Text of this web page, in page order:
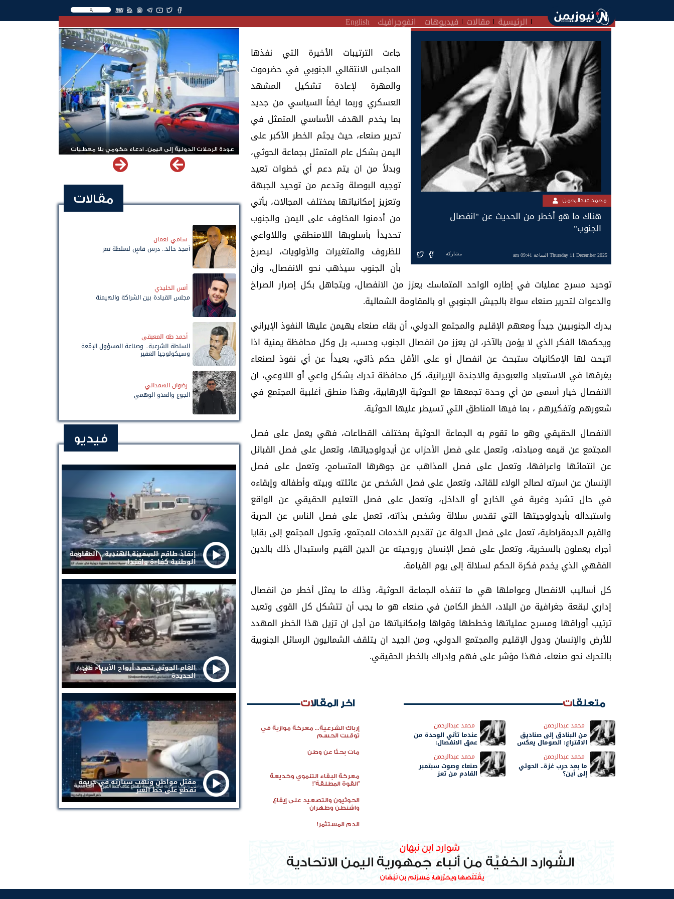
EN
الرئيسية مقالات فيديوهات انفوجرافيك English
محمد عبدالرحمن
هناك ما هو أخطر من الحديث عن "انفصال
الجنوب"
Thursday 11 December 2025 الساعة 09:41 am مشاركة
جاءت الترتيبات الأخيرة التي نفذها
المجلس الانتقالي الجنوبي في حضرموت
والمهرة لإعادة تشكيل المشهد
العسكري وربما ايضاً السياسي من جديد
بما يخدم الهدف الأساسي المتمثل في
تحرير صنعاء، حيث يجثم الخطر الأكبر على
اليمن بشكل عام المتمثل بجماعة الحوثي،
وبدلاً من ان يتم دعم أي خطوات تعيد
توجيه البوصلة وتدعم من توحيد الجبهة
وتعزيز إمكانياتها بمختلف المجالات، يأتي
من أدمنوا المخاوف على اليمن والجنوب
تحديداً بأسلوبها اللامنطقي واللاواعي
للظروف والمتغيرات والأولويات، ليصرخ
بأن الجنوب سيذهب نحو الانفصال، وأن
توحيد مسرح عمليات في إطاره الواحد المتماسك يعزز من الانفصال، ويتجاهل بكل إصرار الصراخ
والدعوات لتحرير صنعاء سواءً بالجيش الجنوبي او بالمقاومة الشمالية.
يدرك الجنوبيين جيداً ومعهم الإقليم والمجتمع الدولي، أن بقاء صنعاء يهيمن عليها النفوذ الإيراني
ويحكمها الفكر الذي لا يؤمن بالآخر، لن يعزز من انفصال الجنوب وحسب، بل وكل محافظة يمنية اذا
اتيحت لها الإمكانيات ستبحث عن انفصال أو على الأقل حكم ذاتي، بعيداً عن أي نفوذ لصنعاء
يغرقها في الاستعباد والعبودية والاجندة الإيرانية، كل محافظة تدرك بشكل واعي أو اللاوعي، ان
الانفصال خيار أسمى من أي وحدة تجمعها مع الحوثية الإرهابية، وهذا منطق أغلبية المجتمع في
شعورهم وتفكيرهم ، بما فيها المناطق التي تسيطر عليها الحوثية.
الانفصال الحقيقي وهو ما تقوم به الجماعة الحوثية بمختلف القطاعات، فهي يعمل على فصل
المجتمع عن قيمه ومبادئه، وتعمل على فصل الأحزاب عن أيدولوجياتها، وتعمل على فصل القبائل
عن انتمائها واعرافها، وتعمل على فصل المذاهب عن جوهرها المتسامح، وتعمل على فصل
الإنسان عن اسرته لصالح الولاء للقائد، وتعمل على فصل الشخص عن عائلته وبيته وأطفاله وإبقاءه
في حال تشرد وغربة في الخارج أو الداخل، وتعمل على فصل التعليم الحقيقي عن الواقع
واستبداله بأيدولوجيتها التي تقدس سلالة وشخص بذاته، تعمل على فصل الناس عن الحرية
والقيم الديمقراطية، تعمل على فصل الدولة عن تقديم الخدمات للمجتمع، وتحول المجتمع إلى بقايا
أجراء يعملون بالسخرية، وتعمل على فصل الإنسان وروحيته عن الدين القيم واستبدال ذلك بالدين
الفقهي الذي يخدم فكرة الحكم لسلالة إلى يوم القيامة.
كل أساليب الانفصال وعواملها هي ما تنفذه الجماعة الحوثية، وذلك ما يمثل أخطر من انفصال
إداري لبقعة جغرافية من البلاد، الخطر الكامن في صنعاء هو ما يجب أن تتشكل كل القوى وتعيد
ترتيب أوراقها ومسرح عملياتها وخططها وقواها وإمكانياتها من أجل ان تزيل هذا الخطر المهدد
للأرض والإنسان ودول الإقليم والمجتمع الدولي، ومن الجيد ان يتلقف الشماليون الرسائل الجنوبية
بالتحرك نحو صنعاء، فهذا مؤشر على فهم وإدراك بالخطر الحقيقي.
متعلقات
محمد عبدالرحمن
من البنادق إلى صناديق
الاقتراع: الصومال يعكس
مرآة الفشل اليمني
محمد عبدالرحمن
عندما تأتي الوحدة من
عمق الانفصال:
أكتوبر
محمد عبدالرحمن
ما بعد حرب غزة.. الحوثي
إلى أين؟
محمد عبدالرحمن
صنعاء وصوت سبتمبر
القادم من تعز
اخر المقالات
إرباك الشرعية... معركة موازية في
توقيت الحسم
مات بحثًا عن وطن
معركة البقاء التنموي وخديعة
"القوة المطلقة"!
الحوثيون والتصعيد على إيقاع
واشنطن وطهران
الدم المستثمر!
عودة الرحلات الدولية إلى اليمن.. ادعاء حكومي بلا معطيات
مقالات
سامي نعمان
أمجد خالد.. درس قاسٍ لسلطة تعز
أنس الخليدي
مجلس القيادة بين الشراكة والهيمنة
أحمد طه المعبقي
السلطة الشرعية.. وصناعة المسؤول الإمّعة
وسيكولوجيا الغفير
رضوان الهمداني
الجوع والعدو الوهمي
فيديو
إنقاذ طاقم السفينة الهندية .. المقاومة
الوطنية كفاءة واقتدار
الغام الحوثي تحصد أرواح الأبرياء في
الحديدة
مقتل مواطن ونهب سيارته في جريمة
تقطع على خط العبر